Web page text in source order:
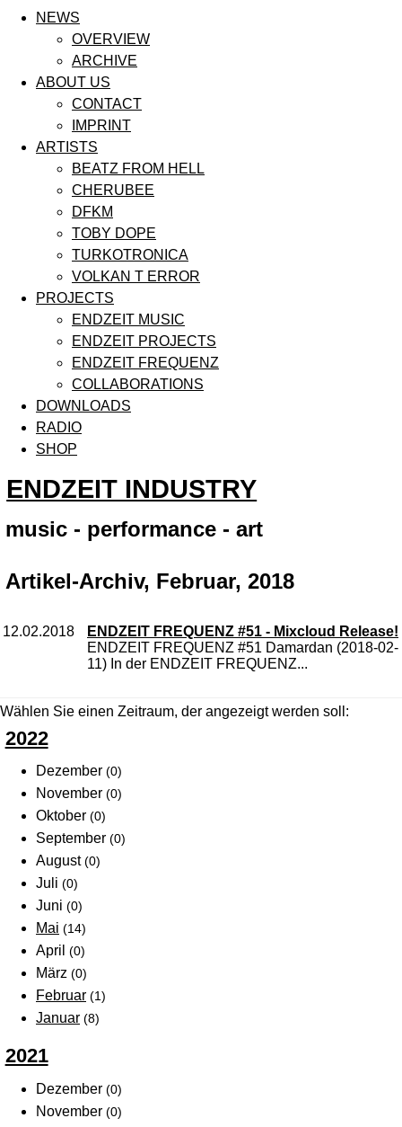
NEWS
OVERVIEW
ARCHIVE
ABOUT US
CONTACT
IMPRINT
ARTISTS
BEATZ FROM HELL
CHERUBEE
DFKM
TOBY DOPE
TURKOTRONICA
VOLKAN T ERROR
PROJECTS
ENDZEIT MUSIC
ENDZEIT PROJECTS
ENDZEIT FREQUENZ
COLLABORATIONS
DOWNLOADS
RADIO
SHOP
ENDZEIT INDUSTRY
music - performance - art
Artikel-Archiv, Februar, 2018
12.02.2018
ENDZEIT FREQUENZ #51 - Mixcloud Release!
ENDZEIT FREQUENZ #51 Damardan (2018-02-
11) In der ENDZEIT FREQUENZ...
Wählen Sie einen Zeitraum, der angezeigt werden soll:
2022
Dezember (0)
November (0)
Oktober (0)
September (0)
August (0)
Juli (0)
Juni (0)
Mai (14)
April (0)
März (0)
Februar (1)
Januar (8)
2021
Dezember (0)
November (0)